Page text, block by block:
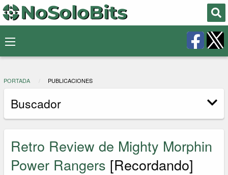
PORTADA PUBLICACIONES
Buscador
Retro Review de Mighty Morphin
Power Rangers [Recordando]